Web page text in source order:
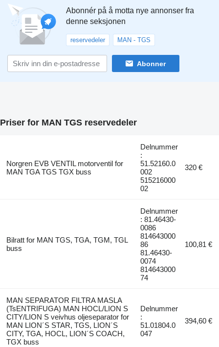
Abonnér på å motta nye annonser fra
denne seksjonen
reservedeler MAN - TGS
Abonner
Priser for MAN TGS reservedeler
Norgren EVB VENTIL motorventil for
MAN TGA TGS TGX buss
Delnummer
:
51.52160.0
002
515216000
02
320 €
Bilratt for MAN TGS, TGA, TGM, TGL
buss
Delnummer
: 81.46430-
0086
814643000
86
81.46430-
0074
814643000
74
100,81 €
MAN SEPARATOR FILTRA MASLA
(TsENTRIFUGA) MAN HOCL/LION S
CITY/LION S veivhus oljeseparator for
MAN LION´S STAR, TGS, LION´S
CITY, TGA, HOCL, LION´S COACH,
TGX buss
Delnummer
:
51.01804.0
047
394,60 €